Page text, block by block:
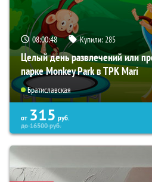
08:00:47 Купили:285
Целый день развлечений или
парке Monkey Park в ТРК Mari
Братиславская
от 315 руб.
до16500руб.